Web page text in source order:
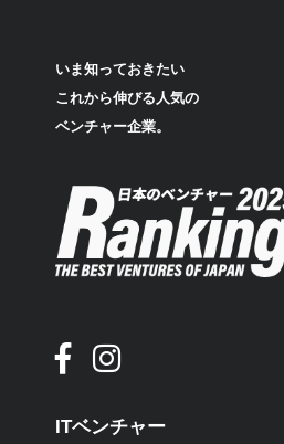
いま知っておきたい
これから伸びる人気の
ベンチャー企業。
ITベンチャー